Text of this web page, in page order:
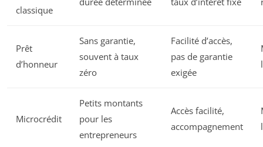
classique
Prêt
d’honneur
Sans garantie,
souvent à taux
zéro
Facilité d’accès,
pas de garantie
exigée
Microcrédit
Petits montants
pour les
entrepreneurs
Accès facilité,
accompagnement